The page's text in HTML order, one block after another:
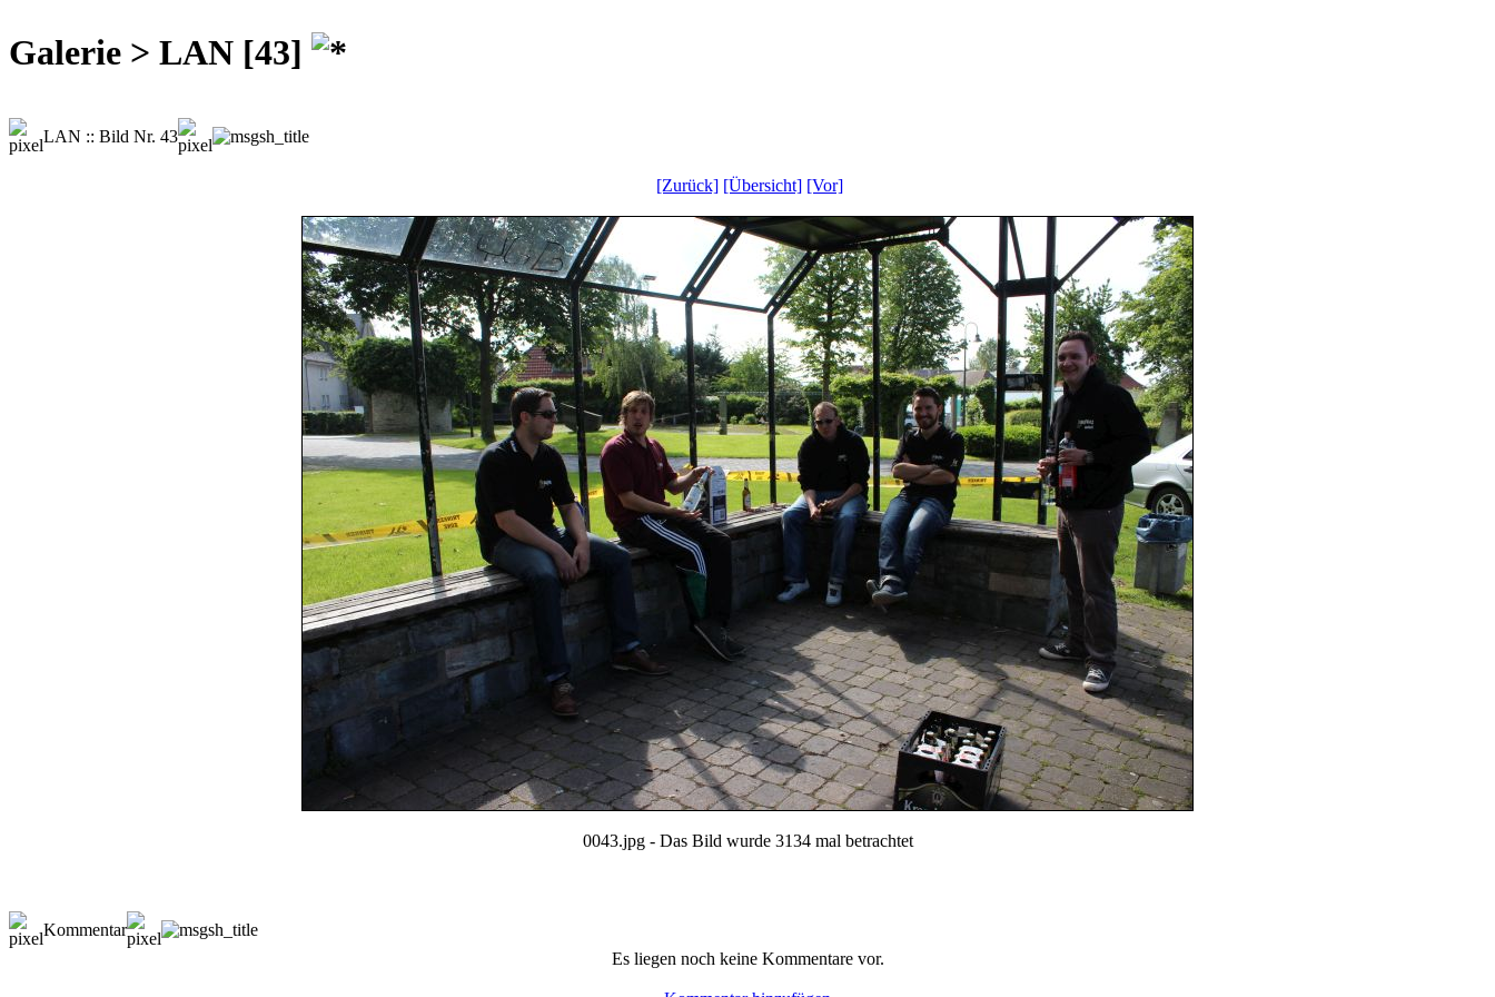
Galerie > LAN [43]
LAN :: Bild Nr. 43
[Zurück] [Übersicht] [Vor]
0043.jpg - Das Bild wurde 3134 mal betrachtet
Kommentar
Es liegen noch keine Kommentare vor.